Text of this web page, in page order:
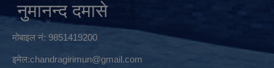
नुमानन्द दमासे
मोबाइल नं: 9851419200
इमेल:chandragirimun@gmail.com